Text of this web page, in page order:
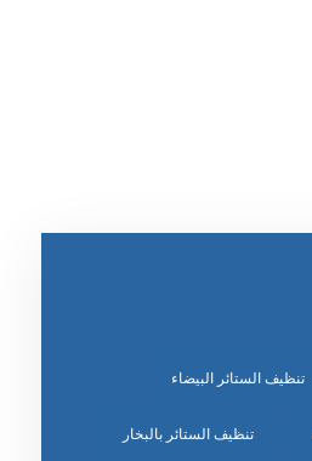
تنظيف الستائر البيضاء
تنظيف الستائر بالبخار